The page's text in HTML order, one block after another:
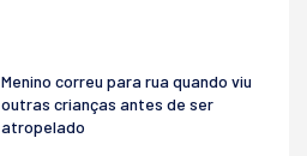
Menino correu para rua quando viu
outras crianças antes de ser
atropelado